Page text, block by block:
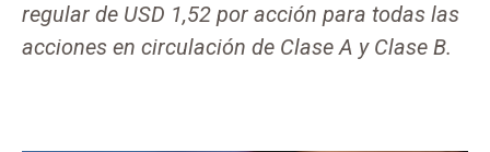
regular de USD 1,52 por acción para todas las
acciones en circulación de Clase A y Clase B.